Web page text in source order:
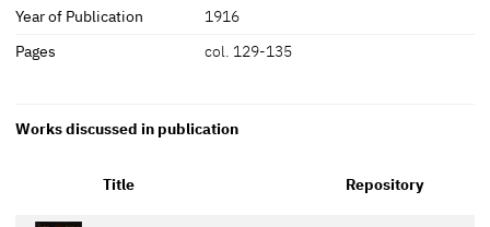
Year of Publication
1916
Pages
col. 129-135
Works discussed in publication
Title Repository